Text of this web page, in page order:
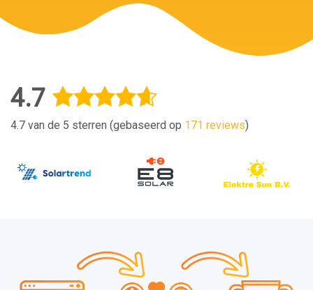
4.7
4.7 van de 5 sterren (gebaseerd op 171 reviews)